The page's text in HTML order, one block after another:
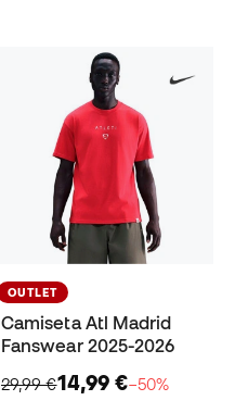
OUTLET
Camiseta Atl Madrid
Fanswear 2025-2026
29,99 €14,99 €−50%